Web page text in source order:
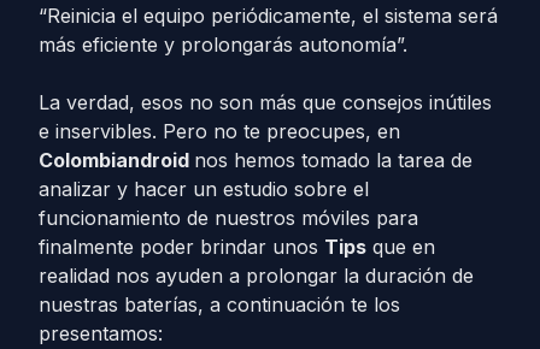
“Reinicia el equipo periódicamente, el sistema será
más eficiente y prolongarás autonomía”.
La verdad, esos no son más que consejos inútiles
e inservibles. Pero no te preocupes, en
Colombiandroid nos hemos tomado la tarea de
analizar y hacer un estudio sobre el
funcionamiento de nuestros móviles para
finalmente poder brindar unos Tips que en
realidad nos ayuden a prolongar la duración de
nuestras baterías, a continuación te los
presentamos: